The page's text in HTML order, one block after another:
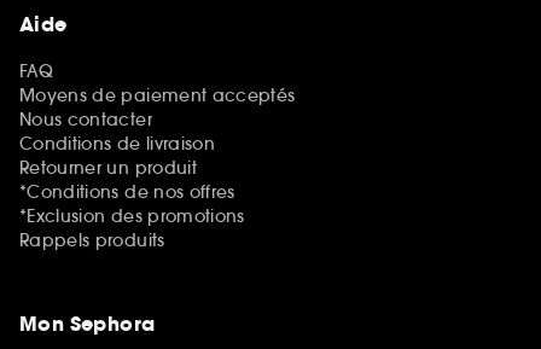
Aide
FAQ
Moyens de paiement acceptés
Nous contacter
Conditions de livraison
Retourner un produit
*Conditions de nos offres
*Exclusion des promotions
Rappels produits
Mon Sephora